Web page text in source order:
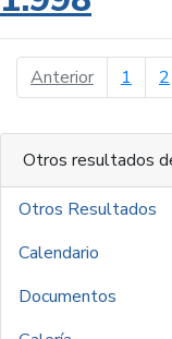
Anteriorpágina
1 2
Otros resultados
Otros Resultados
Calendario
Documentos